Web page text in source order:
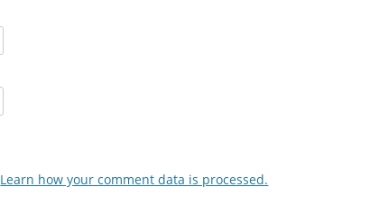
Learn how your comment data is processed.